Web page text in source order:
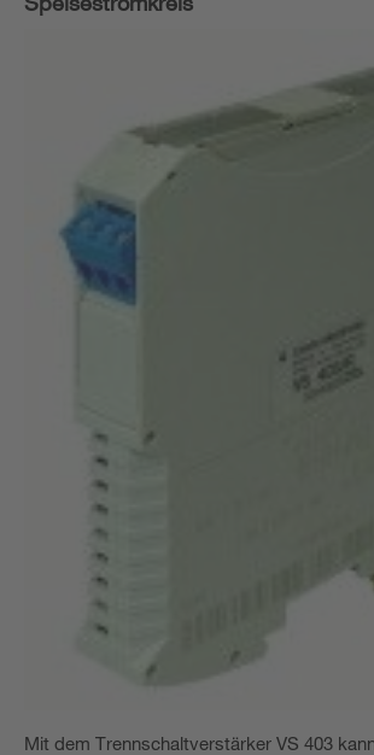
Mit dem Trennschaltverstärker VS 403